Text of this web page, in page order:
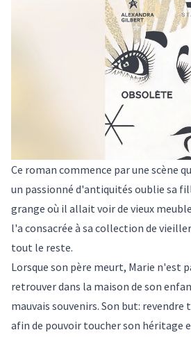
Ce roman commence par une scène
un passionné d'antiquités oublie sa
grange où il allait voir de vieux
l'a consacrée à sa collection de
tout le reste.
Lorsque son père meurt, Marie n'est
retrouver dans la maison de son
mauvais souvenirs. Son but:
afin de pouvoir toucher son héritage